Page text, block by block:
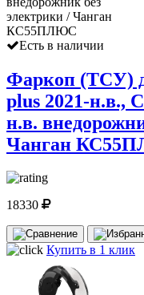
Есть в наличии
Фаркоп (ТСУ)
plus 2021-н.в.,
н.в.
Чанган
18330
Купить в 1 клик